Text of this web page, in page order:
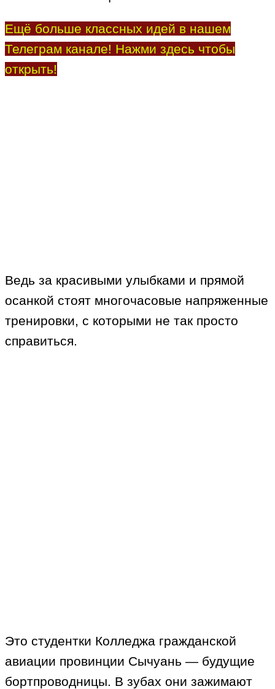
Ещё больше классных идей в нашем
Телеграм канале! Нажми здесь чтобы
открыть!
Ведь за красивыми улыбками и прямой
осанкой стоят многочасовые напряженные
тренировки, с которыми не так просто
справиться.
Это студентки Колледжа гражданской
авиации провинции Сычуань — будущие
бортпроводницы. В зубах они зажимают